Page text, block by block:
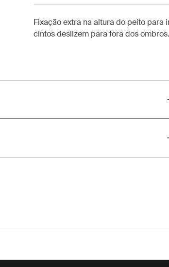
Fixação extra na altura do peito para
cintos deslizem para fora dos ombros.